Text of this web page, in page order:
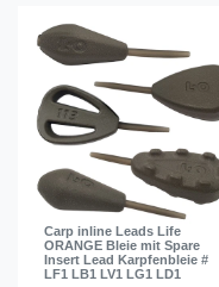
Carp inline Leads Life
ORANGE Bleie mit Spare
Insert Lead Karpfenbleie #
LF1 LB1 LV1 LG1 LD1